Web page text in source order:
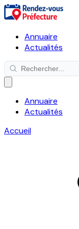
Annuaire
Actualités
Annuaire
Actualités
Accueil